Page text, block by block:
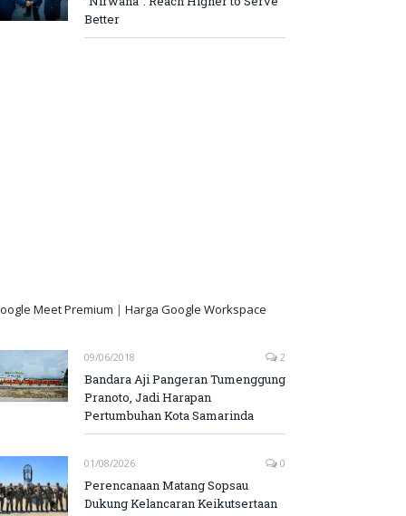
Better
Meet Premium | Harga Google Workspace
09/06/2018 2
Bandara Aji Pangeran Tumenggung
Pranoto, Jadi Harapan
Pertumbuhan Kota Samarinda
01/08/2026 0
Perencanaan Matang Sopsau
Dukung Kelancaran Keikutsertaan